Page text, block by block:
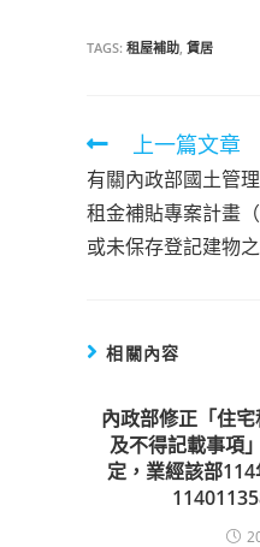
TAGS: 租屋補助, 賃居
Read
more
上一篇文章
有關內政部國土管
租金補貼專案計畫
或未保存登記建物
相關內容
內政部修正「住
及不得記載事項
定，業經該部